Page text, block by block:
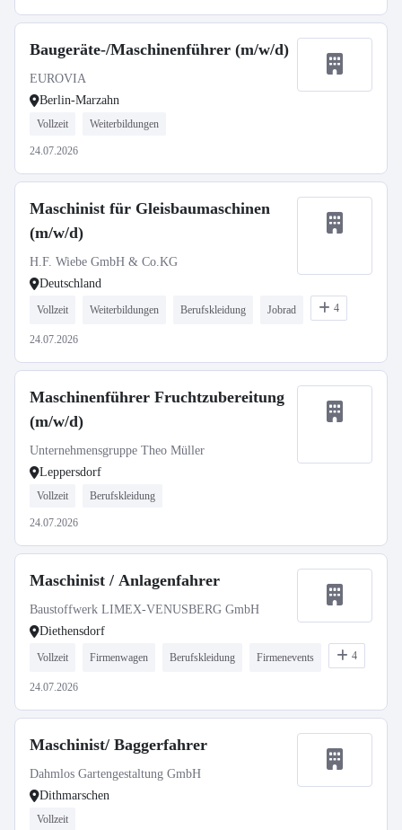
Baugeräte-/Maschinenführer (m/w/d)
EUROVIA
Berlin-Marzahn
Vollzeit Weiterbildungen
24.07.2026
Maschinist für Gleisbaumaschinen
(m/w/d)
H.F. Wiebe GmbH & Co.KG
Deutschland
Vollzeit Weiterbildungen Berufskleidung Jobrad 4
24.07.2026
Maschinenführer Fruchtzubereitung
(m/w/d)
Unternehmensgruppe Theo Müller
Leppersdorf
Vollzeit Berufskleidung
24.07.2026
Maschinist / Anlagenfahrer
Baustoffwerk LIMEX-VENUSBERG GmbH
Diethensdorf
Vollzeit Firmenwagen Berufskleidung Firmenevents 4
24.07.2026
Maschinist/ Baggerfahrer
Dahmlos Gartengestaltung GmbH
Dithmarschen
Vollzeit